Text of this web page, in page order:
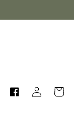
Facebook
Inloggen